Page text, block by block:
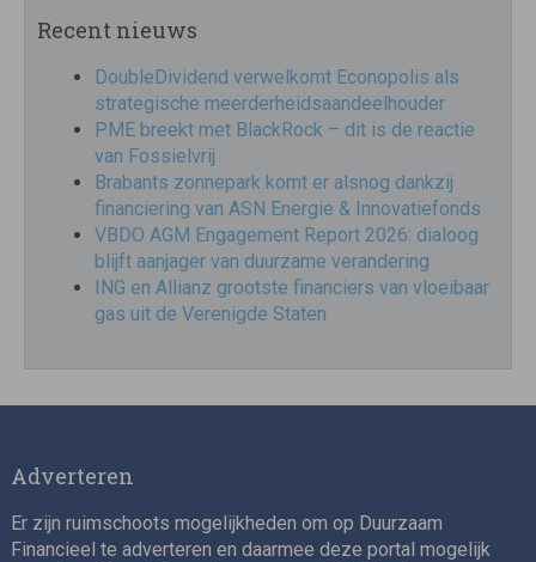
Recent nieuws
DoubleDividend verwelkomt Econopolis als
strategische meerderheidsaandeelhouder
PME breekt met BlackRock – dit is de reactie
van Fossielvrij
Brabants zonnepark komt er alsnog dankzij
financiering van ASN Energie & Innovatiefonds
VBDO AGM Engagement Report 2026: dialoog
blijft aanjager van duurzame verandering
ING en Allianz grootste financiers van vloeibaar
gas uit de Verenigde Staten
Adverteren
Er zijn ruimschoots mogelijkheden om op Duurzaam
Financieel te adverteren en daarmee deze portal mogelijk